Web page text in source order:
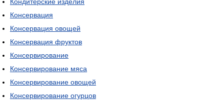
Консервация
Консервация овощей
Консервация фруктов
Консервирование
Консервирование мяса
Консервирование овощей
Консервирование огурцов